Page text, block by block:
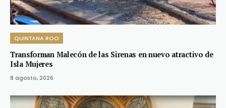
QUINTANA ROO
Transforman Malecón de las Sirenas en nuevo atractivo de
Isla Mujeres
8 agosto, 2026